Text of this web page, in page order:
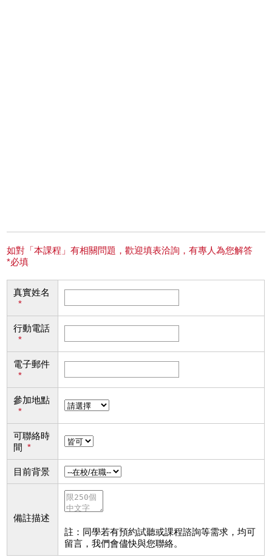
如對「本課程」有相關問題，歡迎填表洽詢，有專人為您解答
*必填
真實姓名
*
行動電話
*
電子郵件
*
參加地點
*
可聯絡時
間 *
目前背景
備註描述
註：同學若有預約試聽或課程諮詢等需求，均可
留言，我們會儘快與您聯絡。